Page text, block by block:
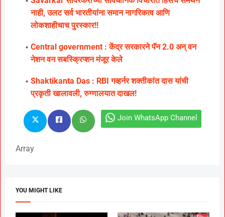
नाही, उलट सर्व भारतीयांना समान नागरिकत्व आणि
लोकशाहीचाच पुरस्कार!!
Central government : केंद्र सरकारने पॅन 2.0 अन् वन
नेशन वन सबस्क्रिप्शन मंजूर केले
Shaktikanta Das : RBI गव्हर्नर शक्तीकांत दास यांची
प्रकृती खालावली, रुग्णालयात दाखल!
Join WhatsApp Channel
Array
YOU MIGHT LIKE